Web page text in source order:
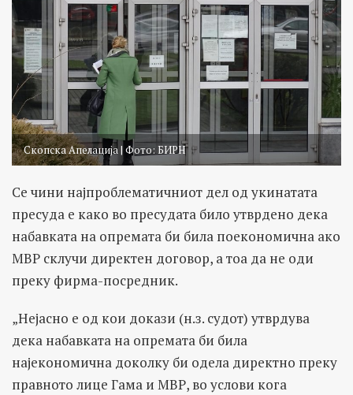
Скопска Апелација | Фото: БИРН
Се чини најпроблематичниот дел од укинатата
пресуда е како во пресудата било утврдено дека
набавката на опремата би била поекономична ако
МВР склучи директен договор, а тоа да не оди
преку фирма-посредник.
„Нејасно е од кои докази (н.з. судот) утврдува
дека набавката на опремата би била
најекономична доколку би одела директно преку
правното лице Гама и МВР, во услови кога